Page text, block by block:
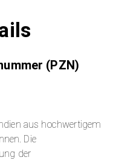
(PZN)
aus hochwertigem
Die
der